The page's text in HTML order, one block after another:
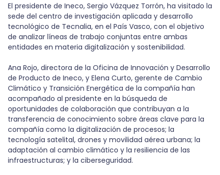
El presidente de Ineco, Sergio Vázquez Torrón, ha visitado la
sede del centro de investigación aplicada y desarrollo
tecnológico de Tecnalia, en el País Vasco, con el objetivo
de analizar líneas de trabajo conjuntas entre ambas
entidades en materia digitalización y sostenibilidad.
Ana Rojo, directora de la Oficina de Innovación y Desarrollo
de Producto de Ineco, y Elena Curto, gerente de Cambio
Climático y Transición Energética de la compañía han
acompañado al presidente en la búsqueda de
oportunidades de colaboración que contribuyan a la
transferencia de conocimiento sobre áreas clave para la
compañía como la digitalización de procesos; la
tecnología satelital, drones y movilidad aérea urbana; la
adaptación al cambio climático y la resiliencia de las
infraestructuras; y la ciberseguridad.